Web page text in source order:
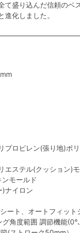
盛り込んだ信頼のベ
化しました。
ロピレン(張り地)ポ
ステル(クッション)
モールド
ナイロン
ート、オートフィット
角度範囲 調節機能(0°